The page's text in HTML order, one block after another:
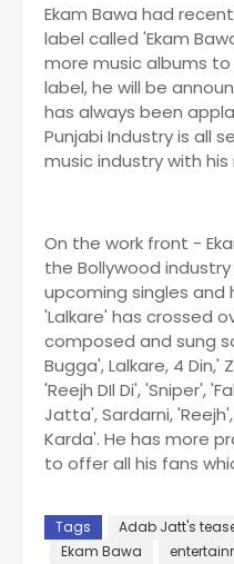
Ekam Bawa had
label called 'Ekam
more music albums
label, he will be
has always been
Punjabi Industry is all
music industry with
On the work front -
the Bollywood
upcoming singles and
'Lalkare' has crossed
composed and sung
Bugga', Lalkare, 4 Din,'
'Reejh DIl Di', 'Sniper',
Jatta', Sardarni,
Karda'. He has more
to offer all his fans
Tags Adab Jatt's
Ekam Bawa